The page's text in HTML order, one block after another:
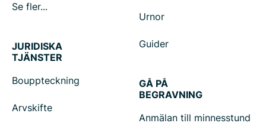
Se fler...
Urnor
Guider
JURIDISKA
TJÄNSTER
Bouppteckning
Arvskifte
GÅ PÅ
BEGRAVNING
Anmälan till minnesstund